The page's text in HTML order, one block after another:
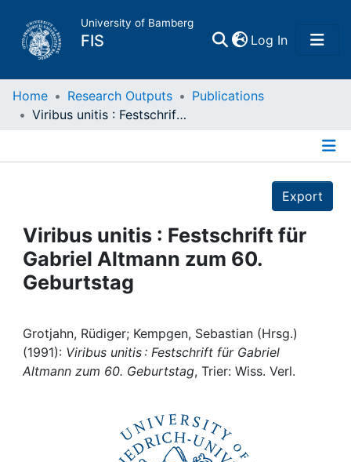
University of Bamberg
FIS Log In(current)
Home
Projects
People
Awards
Home Research Outputs
Publications
Viribus unitis : Festschrift für Gabriel Altmann zum 60. Geburtstag
Export
Viribus unitis : Festschrift für
Gabriel Altmann zum 60.
Geburtstag
Grotjahn, Rüdiger; Kempgen, Sebastian (Hrsg.)
(1991): Viribus unitis : Festschrift für Gabriel
Altmann zum 60. Geburtstag, Trier: Wiss. Verl.